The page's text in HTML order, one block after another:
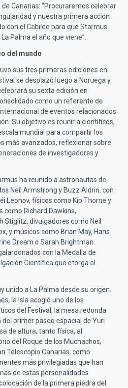
Canarias: “Procuraremos celebrar
y nuestra primera acción
con el Cabildo para que Starmus
Palma el año que viene”.
del mundo
sus tres primeras ediciones en
se desplazó luego a Noruega y
su sexta edición en
como un referente de
de eventos relacionados
Su objetivo es reunir a científicos,
mundial para compartir los
más avanzados, reflexionar sobre
de investigadores y
ha reunido a astronautas de
Neil Armstrong y Buzz Aldrin, con
Leonov, físicos como Kip Thorne y
como Richard Dawkins,
Stiglitz, divulgadores como Neil
y músicos como Brian May, Hans
Dream o Sarah Brightman.
con la Medalla de
Científica que otorga el
unido a La Palma desde su origen.
la Isla acogió uno de los
del Festival, la mesa redonda
del primer paseo espacial de Yuri
de altura, tanto física, al
del Roque de los Muchachos,
Telescopio Canarias, como
más privilegiadas que han
de estas personalidades
de la primera piedra del